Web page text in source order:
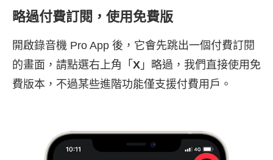
略過付費訂閱，使用免費版
開啟錄音機 Pro App 後，它會先跳出一個付費訂閱
的畫面，請點選右上角「 X 」略過，我們直接使用免
費版本，不過某些進階功能僅支援付費用戶。